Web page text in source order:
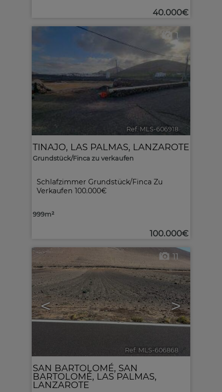
40.000€
1
Ref. MLS-606918
Schlafzimmer Grundstück/Finca Zu
Verkaufen 100.000€
TINAJO, LAS PALMAS, LANZAROTE
Grundstück/Finca zu verkaufen
999m²
100.000€
< >
11
Ref. MLS-606868
SAN BARTOLOMÉ, SAN
BARTOLOMÉ, LAS PALMAS,
LANZAROTE